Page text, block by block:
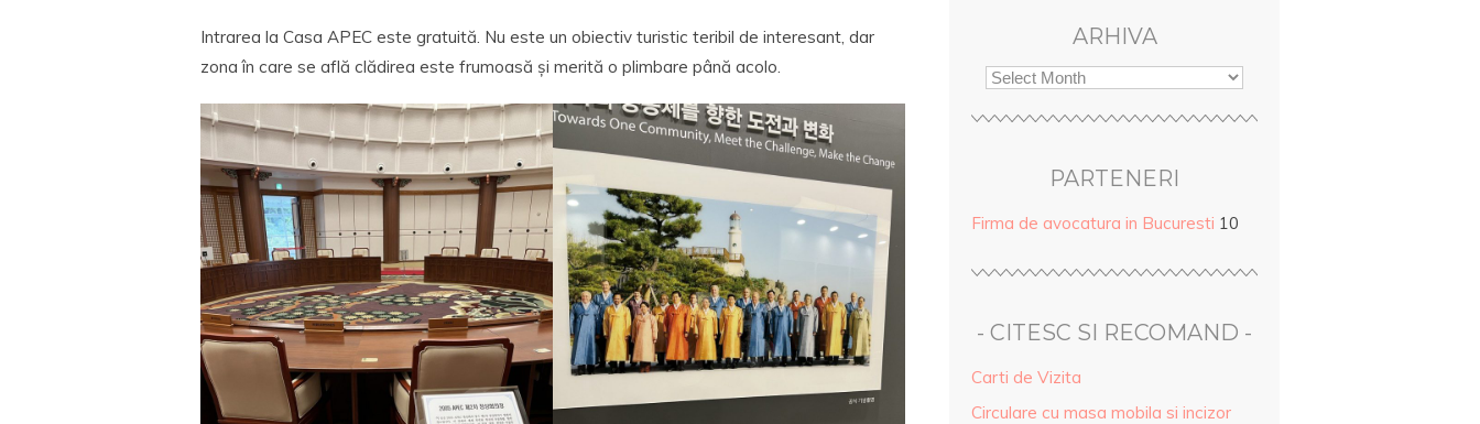
Intrarea la Casa APEC este gratuită. Nu este un obiectiv turistic teribil de interesant, dar
zona în care se află clădirea este frumoasă și merită o plimbare până acolo.
ARHIVA
PARTENERI
Firma de avocatura in Bucuresti 10
- CITESC SI RECOMAND -
Carti de Vizita
Circulare cu masa mobila si incizor